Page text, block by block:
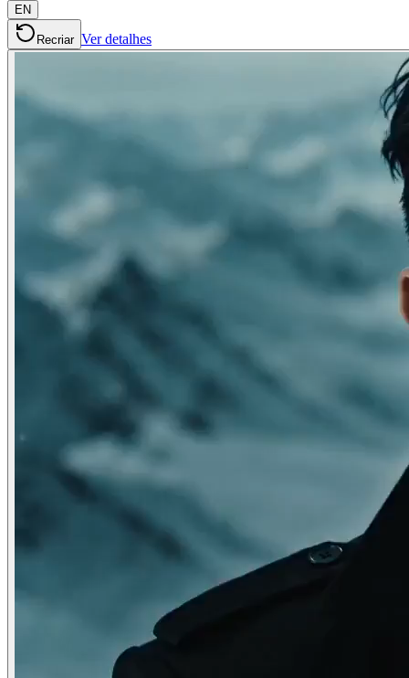
EN
Recriar Ver detalhes